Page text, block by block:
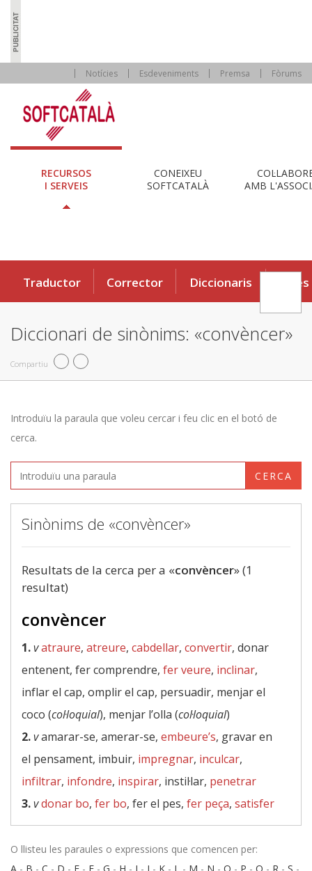
Notícies Esdeveniments Premsa Fòrums
RECURSOS
I SERVEIS
CONEIXEU
SOFTCATALÀ
AMB
Traductor Corrector Diccionaris Eines
Diccionari de sinònims: «convèncer»
Compartiu
Introduïu la paraula que voleu cercar i feu clic en el botó de
cerca.
CERCA
Sinònims de «convèncer»
Resultats de la cerca per a «convèncer» (1
resultat)
convèncer
1.vatraure, atreure, cabdellar, convertir, donar
entenent, fer comprendre, fer veure, inclinar,
inflar el cap, omplir el cap, persuadir, menjar el
coco (col·loquial), menjar l’olla (col·loquial)
2.vamarar-se, amerar-se, embeure’s, gravar en
el pensament, imbuir, impregnar, inculcar,
infiltrar, infondre, inspirar, instil·lar, penetrar
3.vdonar bo, fer bo, fer el pes, fer peça, satisfer
O llisteu les paraules o expressions que comencen per: